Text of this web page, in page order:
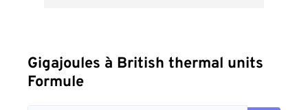
Gigajoules à British thermal units
Formule